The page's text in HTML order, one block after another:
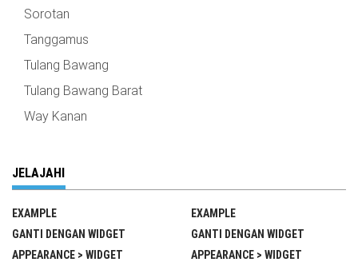
Sorotan
Tanggamus
Tulang Bawang
Tulang Bawang Barat
Way Kanan
JELAJAHI
EXAMPLE
GANTI DENGAN WIDGET
APPEARANCE > WIDGET
EXAMPLE
GANTI DENGAN WIDGET
APPEARANCE > WIDGET